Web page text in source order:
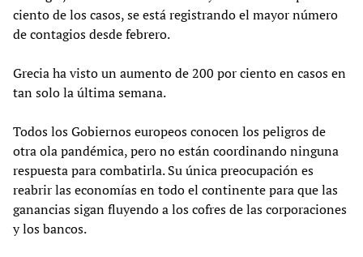
ciento de los casos, se está registrando el mayor número
de contagios desde febrero.
Grecia ha visto un aumento de 200 por ciento en casos en
tan solo la última semana.
Todos los Gobiernos europeos conocen los peligros de
otra ola pandémica, pero no están coordinando ninguna
respuesta para combatirla. Su única preocupación es
reabrir las economías en todo el continente para que las
ganancias sigan fluyendo a los cofres de las corporaciones
y los bancos.